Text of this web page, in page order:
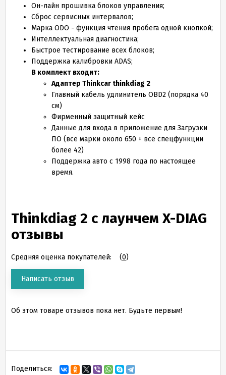
Он-лайн прошивка блоков управления;
Сброс сервисных интервалов;
Марка ODO - функция чтения пробега одной кнопкой;
Интеллектуальная диагностика;
Быстрое тестирование всех блоков;
Поддержка калибровки ADAS;
В комплект входит:
Адаптер Thinkcar thinkdiag 2
Главный кабель удлинитель OBD2 (порядка 40
см)
Фирменный защитный кейс
Данные для входа в приложение для Загрузки
ПО (все марки около 650 + все спецфункции
более 42)
Поддержка авто с 1998 года по настоящее
время.
Thinkdiag 2 с лаунчем X-DIAG
отзывы
Средняя оценка покупателей: (0)
Написать отзыв
Об этом товаре отзывов пока нет. Будьте первым!
Поделиться: